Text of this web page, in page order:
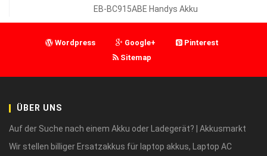
EB-BC915ABE Handys Akku
Wordpress Google+
Pinterest
Sitemap
ÜBER UNS
Auf der Suche nach einem Akku oder Ladegerät? | Akkusmarkt
Wir stellen billiger Ersatzakkus für laptop akkus, Laptop AC